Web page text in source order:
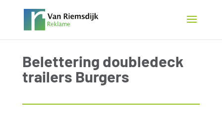
Belettering doubledeck
trailers Burgers